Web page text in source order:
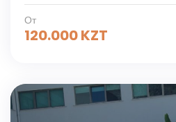
От
120.000KZT